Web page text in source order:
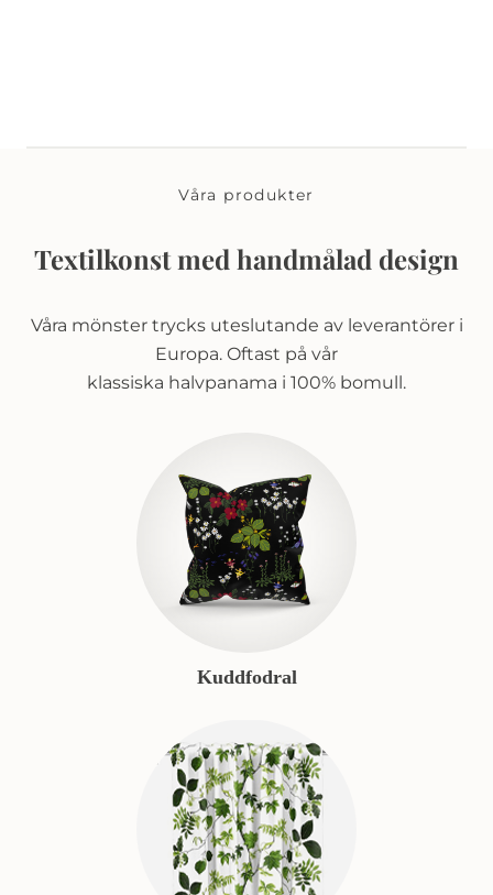
Våra produkter
Textilkonst med handmålad design
Våra mönster trycks uteslutande av leverantörer i
Europa. Oftast på vår
klassiska halvpanama i 100% bomull.
Kuddfodral